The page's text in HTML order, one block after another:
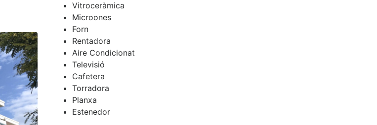
Vitroceràmica
Microones
Forn
Rentadora
Aire Condicionat
Televisió
Cafetera
Torradora
Planxa
Estenedor